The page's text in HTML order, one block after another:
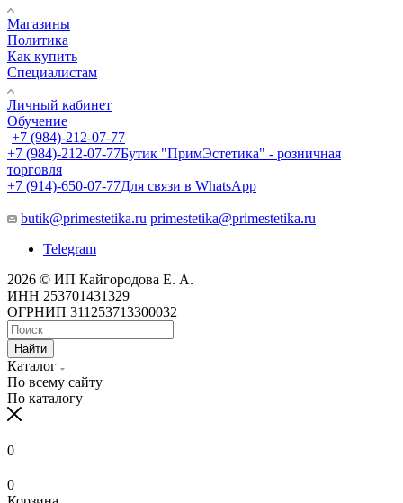
Магазины
Политика
Как купить
Специалистам
Личный кабинет
Обучение
+7 (984)-212-07-77
+7 (984)-212-07-77Бутик "ПримЭстетика" - розничная
торговля
+7 (914)-650-07-77Для связи в WhatsApp
butik@primestetika.ru primestetika@primestetika.ru
Telegram
2026 © ИП Кайгородова Е. А.
ИНН 253701431329
ОГРНИП 311253713300032
Найти
Каталог
По всему сайту
По каталогу
0
0